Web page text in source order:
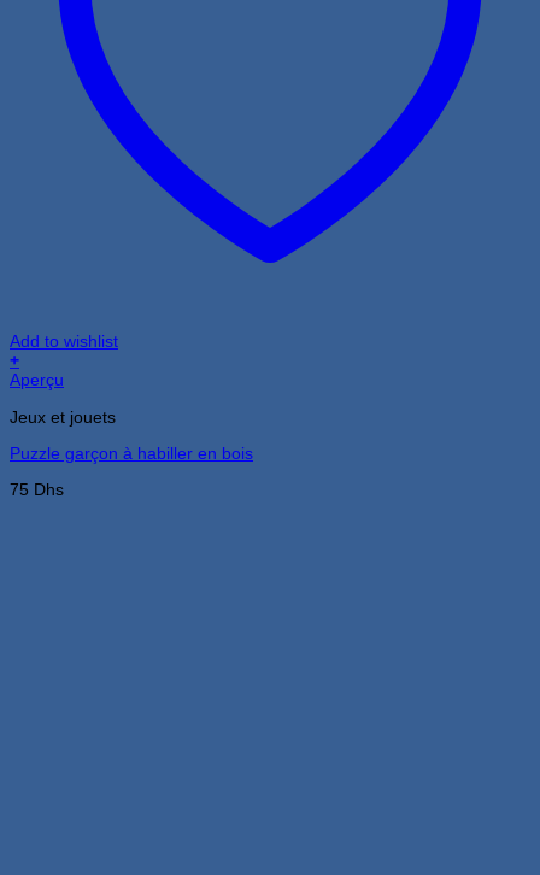
Add to wishlist
+
Aperçu
Jeux et jouets
Puzzle garçon à habiller en bois
75 Dhs